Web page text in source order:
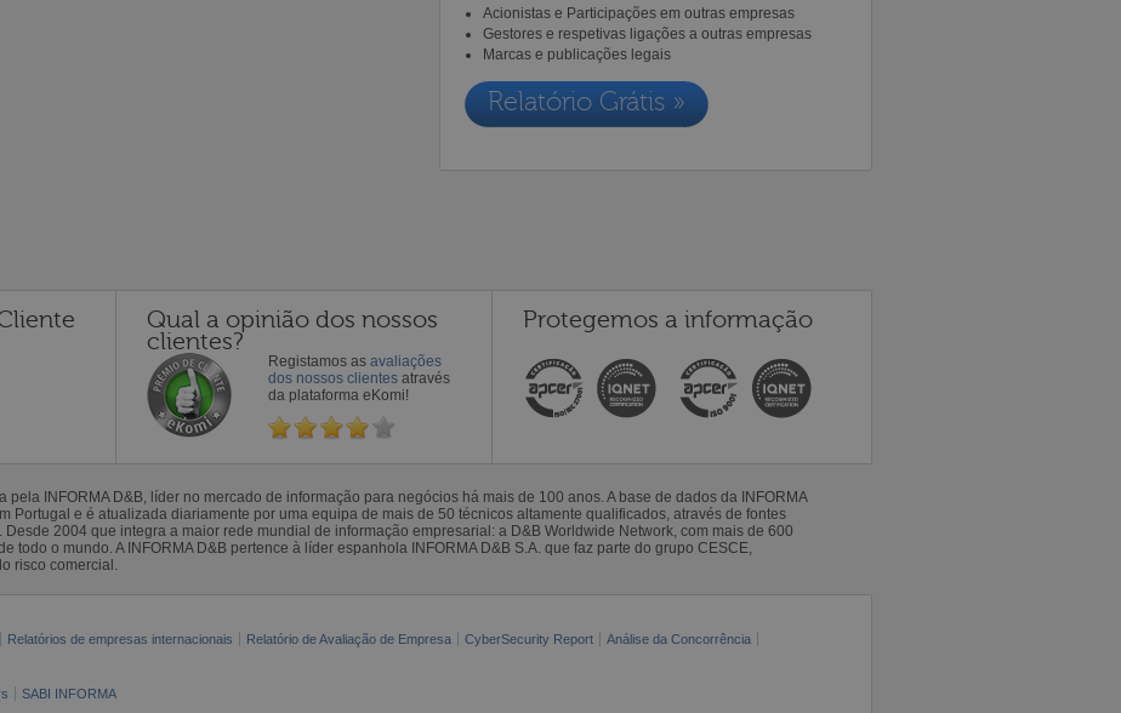
Acionistas e Participações em outras empresas
Gestores e respetivas ligações a outras empresas
Marcas e publicações legais
Relatório Grátis »
Qual a opinião dos nossos
clientes?
Registamos as avaliações
dos nossos clientes através
da plataforma eKomi!
Protegemos a informação
pela INFORMA D&B, líder no mercado de informação para negócios há mais de 100 anos. A base de dados da INFORMA
Portugal e é atualizada diariamente por uma equipa de mais de 50 técnicos altamente qualificados, através de fontes
2004 que integra a maior rede mundial de informação empresarial: a D&B Worldwide Network, com mais de 600
todo o mundo. A INFORMA D&B pertence à líder espanhola INFORMA D&B S.A. que faz parte do grupo CESCE,
risco comercial.
Relatórios de empresas internacionais Relatório de Avaliação de Empresa CyberSecurity Report
Análise da Concorrência
SABI INFORMA